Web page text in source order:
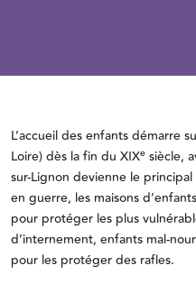
L’accueil des enfants démarre
Loire) dès la fin du XIXe siècle,
sur-Lignon devienne le
en guerre, les maisons
pour protéger les plus
d’internement, enfants mal-
pour les protéger des rafles.